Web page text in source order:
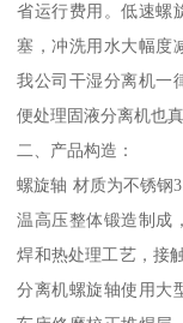
省运行费用。低速螺
塞，冲洗用水大幅度
我公司干湿分离机一
便处理固液分离机也
二、产品构造：
螺旋轴 材质为不锈钢
温高压整体锻造制成
焊和热处理工艺，接
分离机螺旋轴使用大